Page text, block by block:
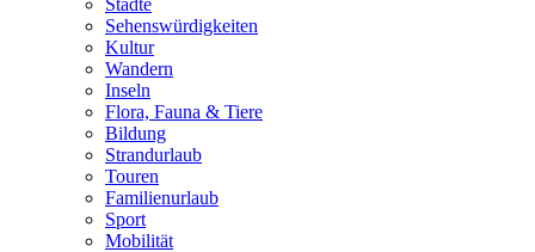
Städte
Sehenswürdigkeiten
Kultur
Wandern
Inseln
Flora, Fauna & Tiere
Bildung
Strandurlaub
Touren
Familienurlaub
Sport
Mobilität